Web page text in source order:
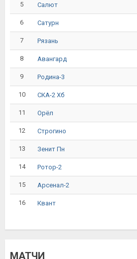
5 Салют
6 Сатурн
7 Рязань
8 Авангард
9 Родина-3
10 СКА-2 Хб
11 Орёл
12 Строгино
13 Зенит Пн
14 Ротор-2
15 Арсенал-2
16 Квант
МАТЧИ